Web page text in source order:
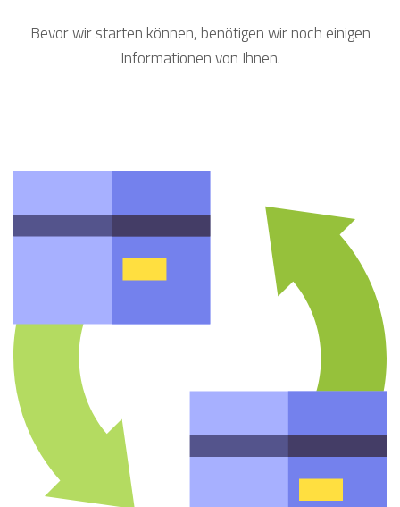
Bevor wir starten können, benötigen wir noch einigen
Informationen von Ihnen.